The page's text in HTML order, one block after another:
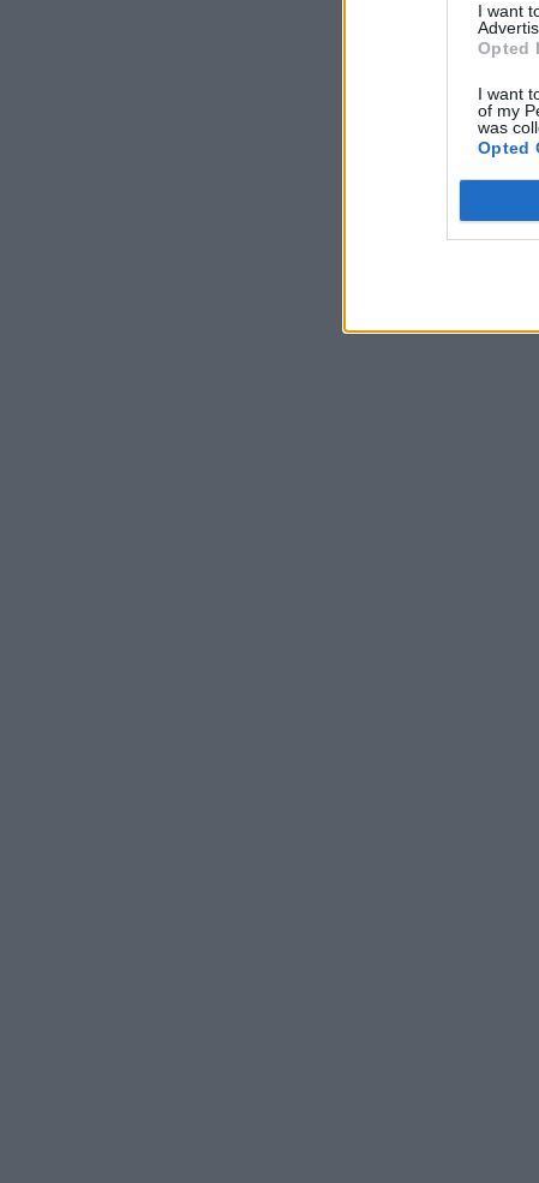
I want
Opted
I want
of my
was
Opted